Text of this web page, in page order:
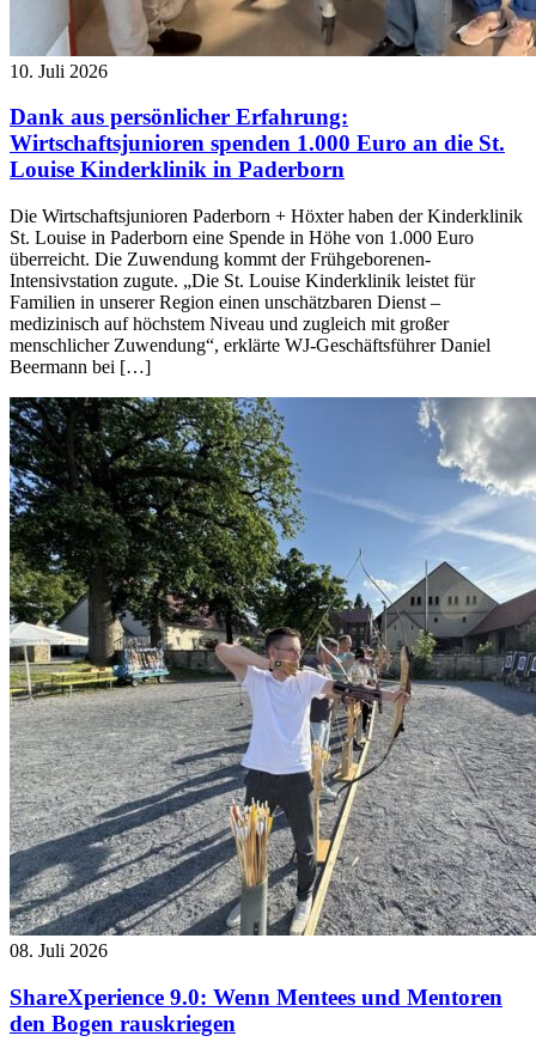
10. Juli 2026
Dank aus persönlicher Erfahrung:
Wirtschaftsjunioren spenden 1.000 Euro an die St.
Louise Kinderklinik in Paderborn
Die Wirtschaftsjunioren Paderborn + Höxter haben der Kinderklinik
St. Louise in Paderborn eine Spende in Höhe von 1.000 Euro
überreicht. Die Zuwendung kommt der Frühgeborenen-
Intensivstation zugute. „Die St. Louise Kinderklinik leistet für
Familien in unserer Region einen unschätzbaren Dienst –
medizinisch auf höchstem Niveau und zugleich mit großer
menschlicher Zuwendung“, erklärte WJ-Geschäftsführer Daniel
Beermann bei […]
08. Juli 2026
ShareXperience 9.0: Wenn Mentees und Mentoren
den Bogen rauskriegen